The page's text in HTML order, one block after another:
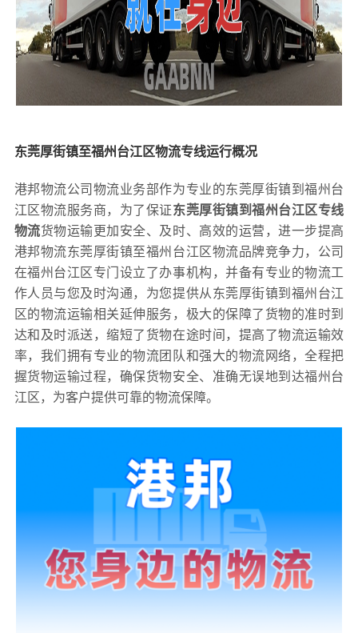
东莞厚街镇至福州台江区物流专线运行概况
港邦物流公司物流业务部作为专业的东莞厚街镇到福州台
江区物流服务商，为了保证东莞厚街镇到福州台江区专线
物流货物运输更加安全、及时、高效的运营，进一步提高
港邦物流东莞厚街镇至福州台江区物流品牌竞争力，公司
在福州台江区专门设立了办事机构，并备有专业的物流工
作人员与您及时沟通，为您提供从东莞厚街镇到福州台江
区的物流运输相关延伸服务，极大的保障了货物的准时到
达和及时派送，缩短了货物在途时间，提高了物流运输效
率，我们拥有专业的物流团队和强大的物流网络，全程把
握货物运输过程，确保货物安全、准确无误地到达福州台
江区，为客户提供可靠的物流保障。